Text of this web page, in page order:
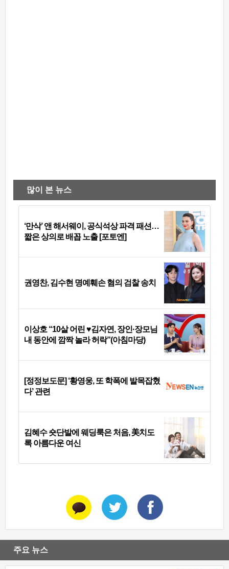
많이 본 뉴스
‘만삭’ 앤 해서웨이, 공식석상 파격 패션…
짧은 상의로 배꼽 노출 [포토엔]
권영찬, 김수현 명예훼손 혐의 검찰 송치
이상호 “10살 어린 ♥김자연, 장인·장모님
내 동안에 깜짝 놀라 허락”(아침마당)
[정정보도문] ‘황영웅, 또 학폭에 발목잡혔
다’ 관련
김혜수 숏단발에 웨딩룩은 처음, 美치도
록 아름다운 여신
주요 뉴스